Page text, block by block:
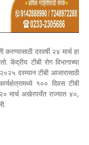
दरवर्षी २४ मार्च हा
केंद्रीय टीबी रोग विभागाच्या
दरम्यान टीबी आजारासाठी
१०० दिवस टीबी
मार्च अखेरपर्यंत राज्यात ४०,